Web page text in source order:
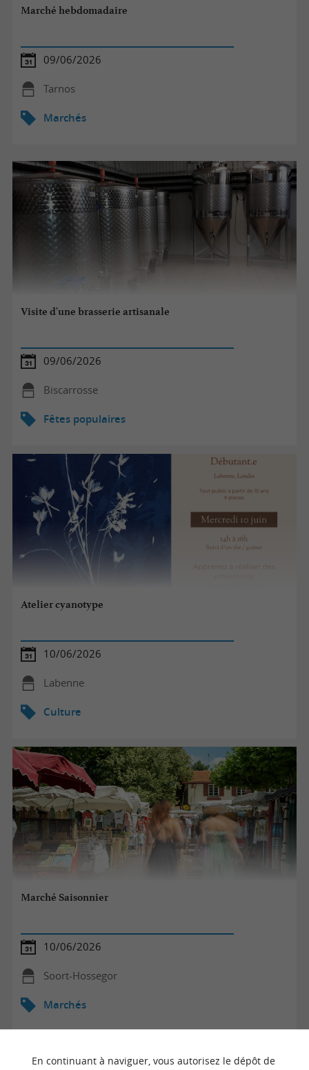
Marché hebdomadaire
09/06/2026
Tarnos
Marchés
Visite d'une brasserie artisanale
09/06/2026
Biscarrosse
Fêtes populaires
Atelier cyanotype
10/06/2026
Labenne
Culture
Marché Saisonnier
10/06/2026
Soort-Hossegor
Marchés
En continuant à naviguer, vous autorisez le dépôt de